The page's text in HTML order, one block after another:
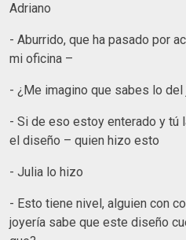
Adriano
- Aburrido, que ha pasado por
mi oficina –
- ¿Me imagino que sabes lo del
- Si de eso estoy enterado y tú
el diseño – quien hizo esto
- Julia lo hizo
- Esto tiene nivel, alguien con
joyería sabe que este diseño